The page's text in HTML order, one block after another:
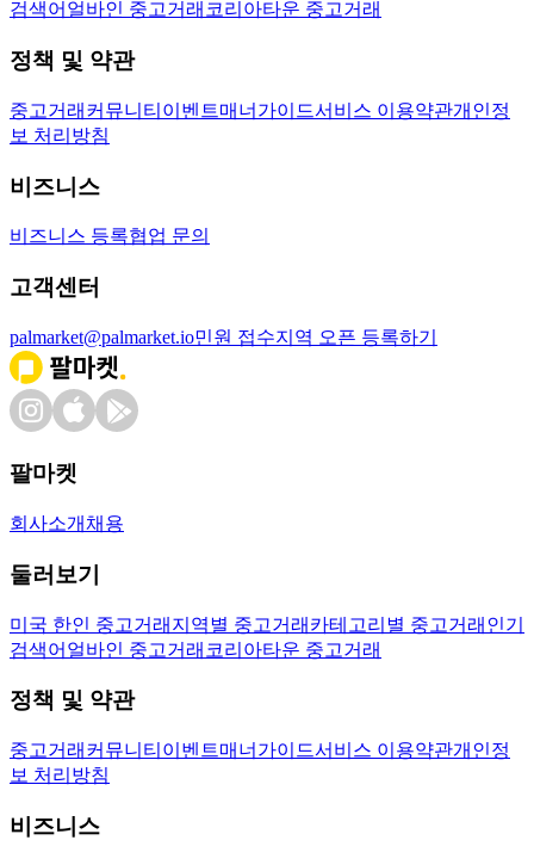
검색어 얼바인 중고거래 코리아타운 중고거래
정책 및 약관
중고거래 커뮤니티 이벤트매너가이드서비스 이용약관개인정
보 처리방침
비즈니스
비즈니스 등록협업 문의
고객센터
palmarket@palmarket.io민원 접수지역 오픈 등록하기
팔마켓
회사소개 채용
둘러보기
미국 한인 중고거래 지역별 중고거래 카테고리별 중고거래 인기
검색어 얼바인 중고거래 코리아타운 중고거래
정책 및 약관
중고거래 커뮤니티 이벤트매너가이드서비스 이용약관개인정
보 처리방침
비즈니스